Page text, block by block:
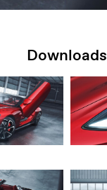
Downloads